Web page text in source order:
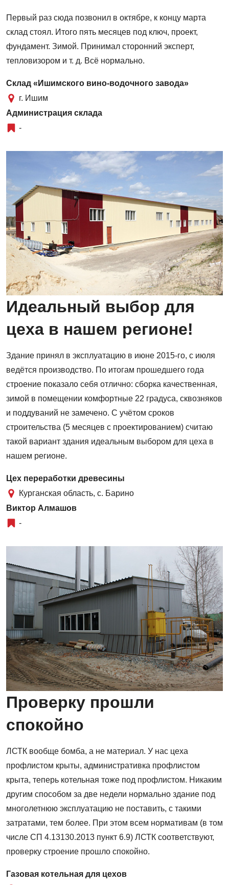
Первый раз сюда позвонил в октябре, к концу марта
склад стоял. Итого пять месяцев под ключ, проект,
фундамент. Зимой. Принимал сторонний эксперт,
тепловизором и т. д. Всё нормально.
Склад «Ишимского вино-водочного завода»
г. Ишим
Администрация склада
-
Идеальный выбор для
цеха в нашем регионе!
Здание принял в эксплуатацию в июне 2015-го, с июля
ведётся производство. По итогам прошедшего года
строение показало себя отлично: сборка качественная,
зимой в помещении комфортные 22 градуса, сквозняков
и поддуваний не замечено. С учётом сроков
строительства (5 месяцев с проектированием) считаю
такой вариант здания идеальным выбором для цеха в
нашем регионе.
Цех переработки древесины
Курганская область, с. Барино
Виктор Алмашов
-
Проверку прошли
спокойно
ЛСТК вообще бомба, а не материал. У нас цеха
профлистом крыты, административка профлистом
крыта, теперь котельная тоже под профлистом. Никаким
другим способом за две недели нормально здание под
многолетнюю эксплуатацию не поставить, с такими
затратами, тем более. При этом всем нормативам (в том
числе СП 4.13130.2013 пункт 6.9) ЛСТК соответствуют,
проверку строение прошло спокойно.
Газовая котельная для цехов